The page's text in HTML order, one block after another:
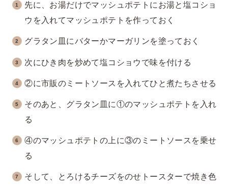
先に、お湯だけでマッシュポテトにお湯と塩コショ
ウを入れてマッシュポテトを作っておく
グラタン皿にバターかマーガリンを塗っておく
次にひき肉を炒めて塩コショウで味を付ける
②に市販のミートソースを入れてひと煮たちさせる
そのあと、グラタン皿に①のマッシュポテトを入れ
る
④のマッシュポテトの上に③のミートソースを乗せ
る
そして、とろけるチーズをのせトースターで焼き色